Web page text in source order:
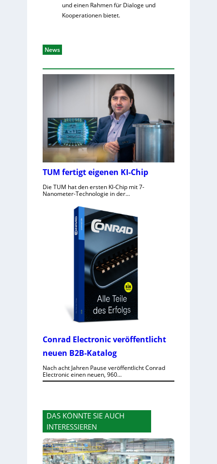
und einen Rahmen für Dialoge und
Kooperationen bietet.
News
TUM fertigt eigenen KI-Chip
Die TUM hat den ersten KI-Chip mit 7-
Nanometer-Technologie in der…
Conrad Electronic veröffentlicht
neuen B2B-Katalog
Nach acht Jahren Pause veröffentlicht Conrad
Electronic einen neuen, 960…
DAS KÖNNTE SIE AUCH
INTERESSIEREN